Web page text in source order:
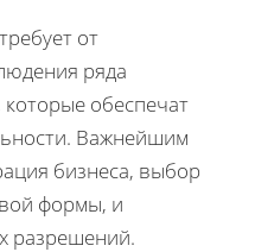
от
ряда
обеспечат
Важнейшим
бизнеса, выбор
формы, и
разрешений.